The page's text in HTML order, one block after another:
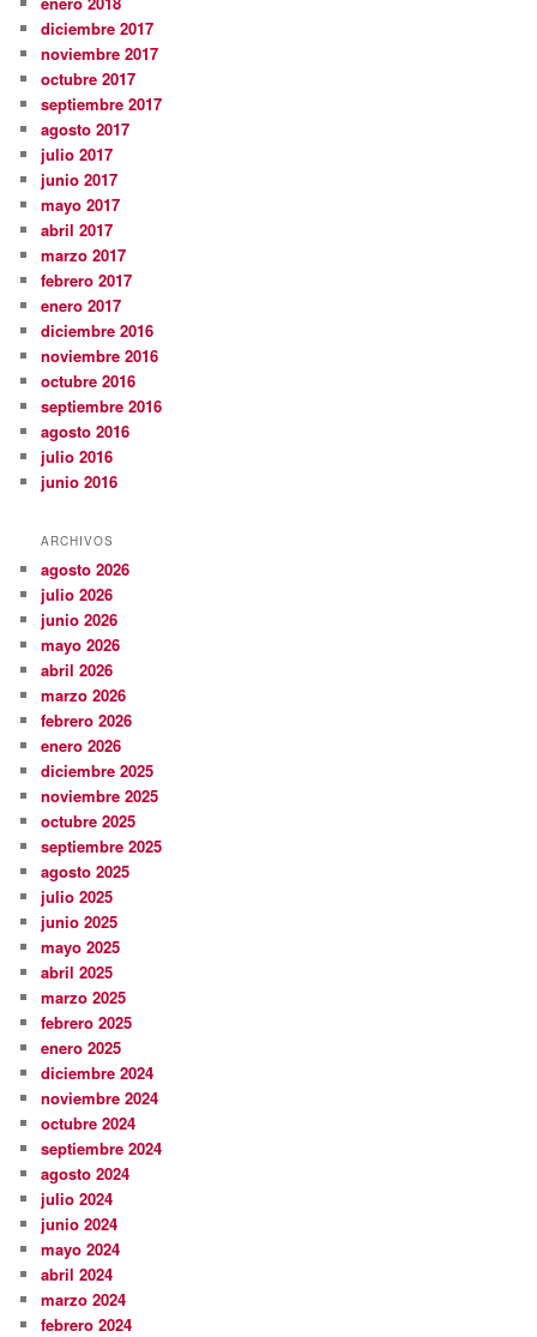
diciembre 2017
noviembre 2017
octubre 2017
septiembre 2017
agosto 2017
julio 2017
junio 2017
mayo 2017
abril 2017
marzo 2017
febrero 2017
enero 2017
diciembre 2016
noviembre 2016
octubre 2016
septiembre 2016
agosto 2016
julio 2016
junio 2016
ARCHIVOS
agosto 2026
julio 2026
junio 2026
mayo 2026
abril 2026
marzo 2026
febrero 2026
enero 2026
diciembre 2025
noviembre 2025
octubre 2025
septiembre 2025
agosto 2025
julio 2025
junio 2025
mayo 2025
abril 2025
marzo 2025
febrero 2025
enero 2025
diciembre 2024
noviembre 2024
octubre 2024
septiembre 2024
agosto 2024
julio 2024
junio 2024
mayo 2024
abril 2024
marzo 2024
febrero 2024